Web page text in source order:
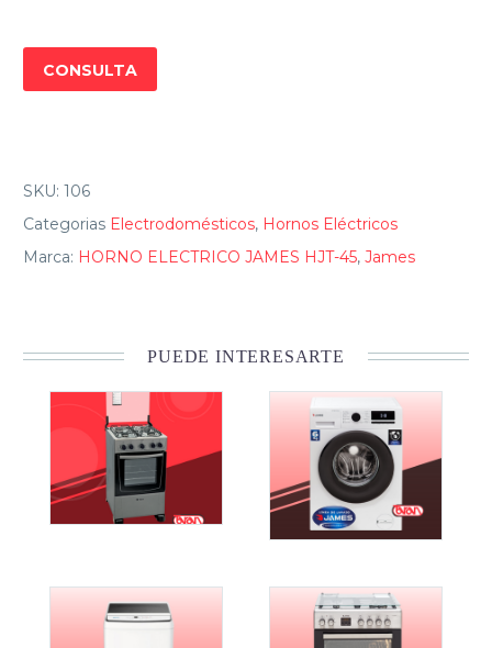
CONSULTA
SKU: 106
Categorias Electrodomésticos, Hornos Eléctricos
Marca: HORNO ELECTRICO JAMES HJT-45, James
PUEDE INTERESARTE